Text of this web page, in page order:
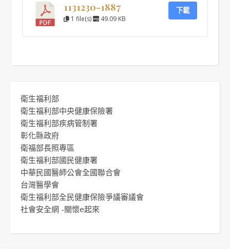
1131230-1887
1 file(s) 49.09 KB
下載
衛生福利部
衛生福利部中央健康保險署
衛生福利部疾病管制署
彰化縣政府
衛福部長照專區
衛生福利部國民健康署
中華民國醫師公會全國聯合會
台灣醫學會
衛生福利部全民健康保險爭議審議會
社會安全網 -關懷e起來